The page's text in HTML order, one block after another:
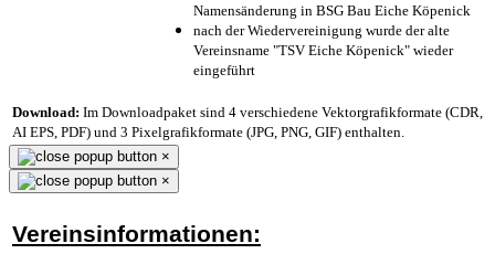
Namensänderung in BSG Bau Eiche Köpenick
nach der Wiedervereinigung wurde der alte
Vereinsname "TSV Eiche Köpenick" wieder
eingeführt
Download: Im Downloadpaket sind 4 verschiedene Vektorgrafikformate (CDR,
AI EPS, PDF) und 3 Pixelgrafikformate (JPG, PNG, GIF) enthalten.
×
×
Vereinsinformationen: